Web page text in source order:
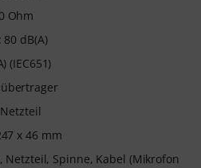
Ohm
dB(A)
(IEC651)
x 46 mm
Spinne, Kabel (Mikrofon